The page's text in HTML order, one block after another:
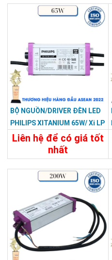
BỘ NGUỒN/DRIVER ĐÈN LED
PHILIPS XITANIUM 65W/ Xi LP
65W 0.3–1.05A S1 WL I150
Liên hệ để có giá tốt
nhất